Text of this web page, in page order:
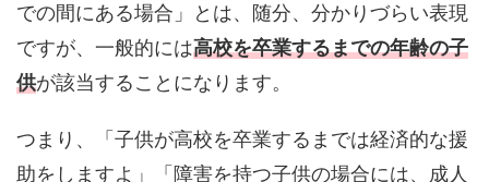
での間にある場合」とは、随分、分かりづらい表現
ですが、一般的には高校を卒業するまでの年齢の子
供が該当することになります。
つまり、「子供が高校を卒業するまでは経済的な援
助をしますよ」「障害を持つ子供の場合には、成人